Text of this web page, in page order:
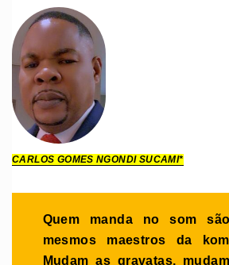
CARLOS GOMES NGONDI SUCAMI*
Quem manda no som
mesmos maestros da
Mudam as gravatas,